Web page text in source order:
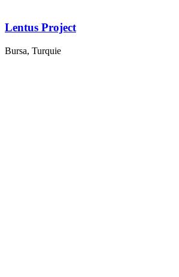
Lentus Project
Bursa, Turquie